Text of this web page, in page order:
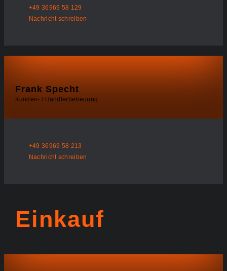
+49 36969 58 129
Nachricht schreiben
Frank Specht
Kunden- / Händlerbetreuung
+49 36969 58 213
Nachricht schreiben
Einkauf